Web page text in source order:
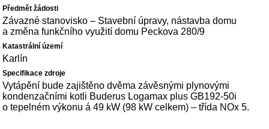
Závazné stanovisko – Stavební úpravy, nástavba domu
a změna funkčního využití domu Peckova 280/9
Karlín
Vytápění bude zajištěno dvěma závěsnými plynovými
kondenzačními kotli Buderus Logamax plus GB192-50i
o tepelném výkonu á 49 kW (98 kW celkem) – třída NOx 5.